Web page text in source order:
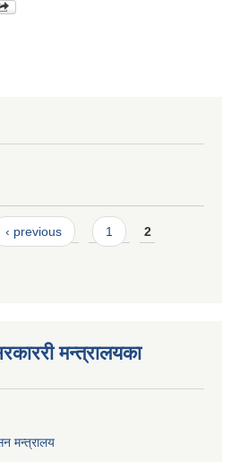
‹ previous 1 2
मन्त्रालयका
मन्त्रालय